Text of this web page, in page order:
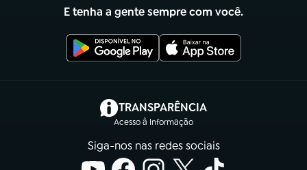
E tenha a gente sempre com você.
TRANSPARÊNCIA
Acesso à Informação
(abre em nova aba)
Siga-nos nas redes sociais